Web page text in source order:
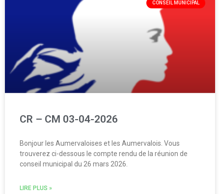
CONSEIL MUNICIPAL
CR – CM 03-04-2026
Bonjour les Aumervaloises et les Aumervalois. Vous
trouverez ci-dessous le compte rendu de la réunion de
conseil municipal du 26 mars 2026.
LIRE PLUS »